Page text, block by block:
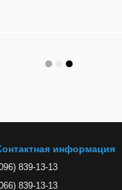
информация
839-13-13
839-13-13